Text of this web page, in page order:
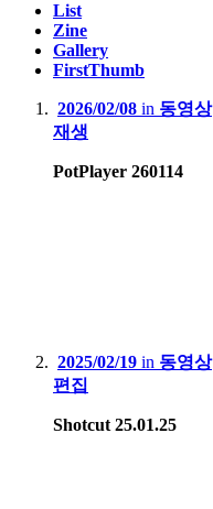
List
Zine
Gallery
FirstThumb
2026/02/08 in 동영상
재생
PotPlayer 260114
2025/02/19 in 동영상
편집
Shotcut 25.01.25